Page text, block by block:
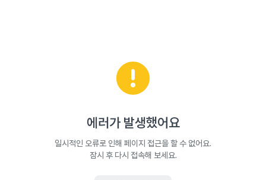
에러가 발생했어요
일시적인 오류로 인해 페이지 접근을 할 수 없어요.
잠시 후 다시 접속해 보세요.